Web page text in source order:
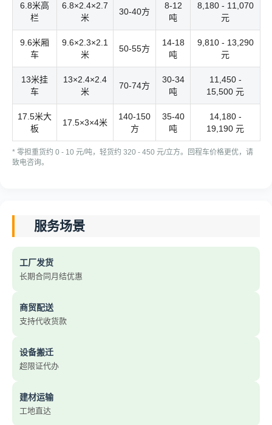
6.8米高
栏
6.8×2.4×2.7
米
30-40方
8-12
吨
8,180 - 11,070
元
9.6米厢
车
9.6×2.3×2.1
米
50-55方
14-18
吨
9,810 - 13,290
元
13米挂
车
13×2.4×2.4
米
70-74方
30-34
吨
11,450 -
15,500 元
17.5米大
板
17.5×3×4米
140-150
方
35-40
吨
14,180 -
19,190 元
* 零担重货约 0 - 10 元/吨，轻货约 320 - 450 元/立方。回程车价格更优，请
致电咨询。
服务场景
工厂发货
长期合同月结优惠
商贸配送
支持代收货款
设备搬迁
超限证代办
建材运输
工地直达